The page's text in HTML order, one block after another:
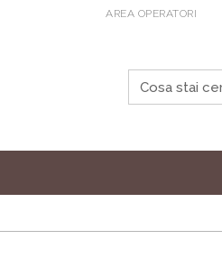
AREA OPERATORI